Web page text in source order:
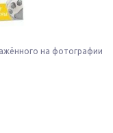
на фотографии